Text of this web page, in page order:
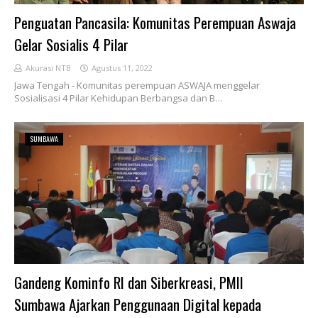
Penguatan Pancasila: Komunitas Perempuan Aswaja
Gelar Sosialis 4 Pilar
Akurasi NTB Agustus 11, 2022
Jawa Tengah - Komunitas perempuan ASWAJA menggelar
Sosialisasi 4 Pilar Kehidupan Berbangsa dan B…
SUMBAWA
Gandeng Kominfo RI dan Siberkreasi, PMII
Sumbawa Ajarkan Penggunaan Digital kepada